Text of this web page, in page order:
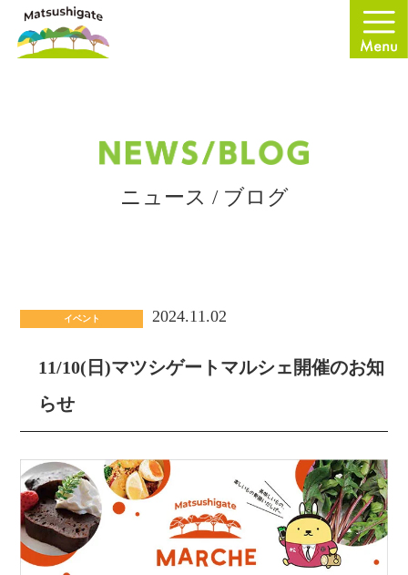
ニュース / ブログ
イベント 2024.11.02
11/10(日)マツシゲートマルシェ開催のお知
らせ